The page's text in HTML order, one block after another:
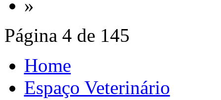
»
Página 4 de 145
Home
Espaço Veterinário